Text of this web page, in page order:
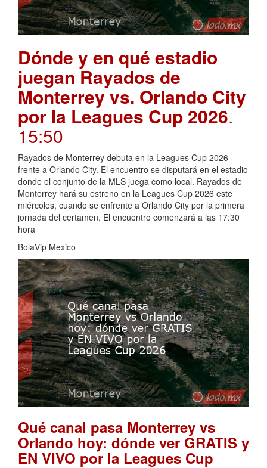
Dónde y en qué estadio
juegan Rayados de
Monterrey vs. Orlando City
por la Leagues Cup 2026.
15:50
Rayados de Monterrey debuta en la Leagues Cup 2026
frente a Orlando City. El encuentro se disputará en el estadio
donde el conjunto de la MLS juega como local. Rayados de
Monterrey hará su estreno en la Leagues Cup 2026 este
miércoles, cuando se enfrente a Orlando City por la primera
jornada del certamen. El encuentro comenzará a las 17:30
hora
BolaVip Mexico
Qué canal pasa Monterrey vs
Orlando hoy: dónde ver GRATIS y
EN VIVO por la Leagues Cup